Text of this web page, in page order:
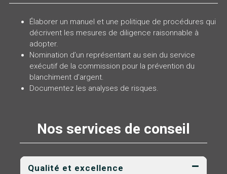
Élaborer un manuel et une politique de procédures qui
décrivent les mesures de diligence raisonnable à
adopter.
Nomination d’un représentant au sein du service
exécutif de la commission pour la prévention du
blanchiment d’argent.
Documentez les analyses de risques.
Nos services de conseil
Qualité et excellence